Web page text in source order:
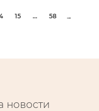
15 ... 58 →
новости